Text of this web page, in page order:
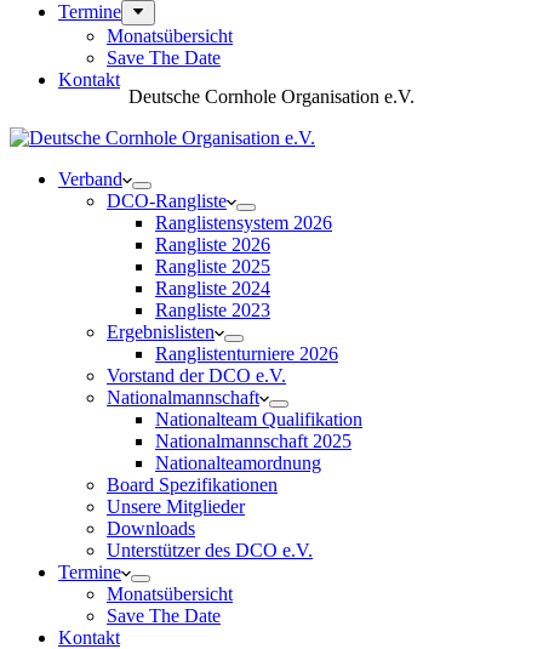
Termine
Monatsübersicht
Save The Date
Kontakt
Deutsche Cornhole Organisation e.V.
Verband
DCO-Rangliste
Ranglistensystem 2026
Rangliste 2026
Rangliste 2025
Rangliste 2024
Rangliste 2023
Ergebnislisten
Ranglistenturniere 2026
Vorstand der DCO e.V.
Nationalmannschaft
Nationalteam Qualifikation
Nationalmannschaft 2025
Nationalteamordnung
Board Spezifikationen
Unsere Mitglieder
Downloads
Unterstützer des DCO e.V.
Termine
Monatsübersicht
Save The Date
Kontakt